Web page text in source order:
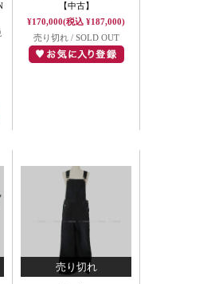
【中古】
¥170,000(税込 ¥187,000)
売り切れ / SOLD OUT